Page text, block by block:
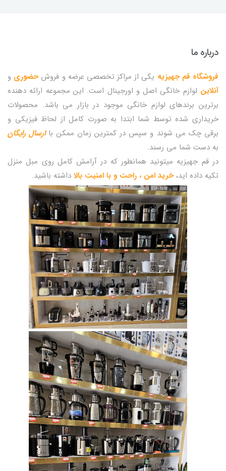
درباره ما
فروشگاه قم جهیزیه یکی از مراکز تخصصی عرضه و فروشحضوری و
آنلاین لوازم خانگی اصل و اورجینال است. این مجموعه ارائه دهنده
برترین برندهای لوازم خانگی موجود در بازار می باشد. محصولات
خریداری شده توسط شما ابتدا به صورت کامل از لحاظ فیزیکی و
برقی چک می شوند و سپس در کمترین زمان ممکن با ارسال رایگان
به دست شما می رسند.
در قم جهیزیه میتونید همانطور که در آرامش کامل روی مبل منزل
تکیه داده اید،خرید امن ، راحت و با امنیت بالا داشته باشید.